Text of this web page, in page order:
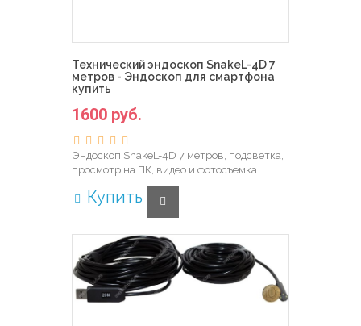
Технический эндоскоп SnakeL-4D 7
метров - Эндоскоп для смартфона
купить
1600 руб.
Эндоскоп SnakeL-4D 7 метров, подсветка,
просмотр на ПК, видео и фотосъемка.
Купить